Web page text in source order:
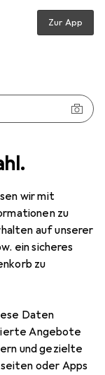
wir mit
zu
auf unserer
ein sicheres
zu
Daten
Angebote
und gezielte
oder Apps
Zur App